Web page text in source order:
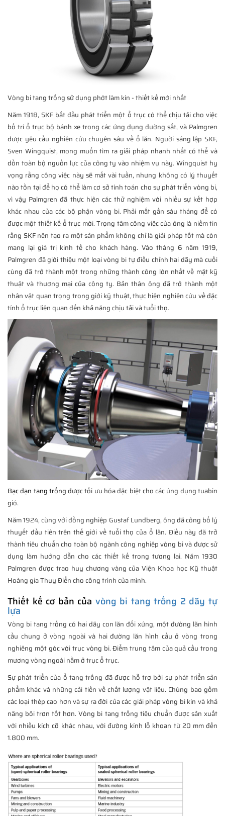
Vòng bi tang trống sử dụng phớt làm kín - thiết kế mới nhất
Năm 1918, SKF bắt đầu phát triển một ổ trục có thể chịu tải cho việc
bố trí ổ trục bộ bánh xe trong các ứng dụng đường sắt, và Palmgren
được yêu cầu nghiên cứu chuyên sâu về ổ lăn. Người sáng lập SKF,
Sven Wingquist, mong muốn tìm ra giải pháp nhanh nhất có thể và
dồn toàn bộ nguồn lực của công ty vào nhiệm vụ này. Wingquist hy
vọng rằng công việc này sẽ mất vài tuần, nhưng không có lý thuyết
nào tồn tại để họ có thể làm cơ sở tính toán cho sự phát triển vòng bi,
vì vậy Palmgren đã thực hiện các thử nghiệm với nhiều sự kết hợp
khác nhau của các bộ phận vòng bi. Phải mất gần sáu tháng để có
được một thiết kế ổ trục mới. Trọng tâm công việc của ông là niềm tin
rằng SKF nên tạo ra một sản phẩm không chỉ là giải pháp tốt mà còn
mang lại giá trị kinh tế cho khách hàng. Vào tháng 6 năm 1919,
Palmgren đã giới thiệu một loại vòng bi tự điều chỉnh hai dãy mà cuối
cùng đã trở thành một trong những thành công lớn nhất về mặt kỹ
thuật và thương mại của công ty. Bản thân ông đã trở thành một
nhân vật quan trọng trong giới kỹ thuật, thực hiện nghiên cứu về đặc
tính ổ trục liên quan đến khả năng chịu tải và tuổi thọ.
Bạc đạn tang trốngđược tối ưu hóa đặc biệt cho các ứng dụng tuabin
gió.
Năm 1924, cùng với đồng nghiệp Gustaf Lundberg, ông đã công bố lý
thuyết đầu tiên trên thế giới về tuổi thọ của ổ lăn. Điều này đã trở
thành tiêu chuẩn cho toàn bộ ngành công nghiệp vòng bi và được sử
dụng làm hướng dẫn cho các thiết kế trong tương lai. Năm 1930
Palmgren được trao huy chương vàng của Viện Khoa học Kỹ thuật
Hoàng gia Thụy Điển cho công trình của mình.
Thiết kế cơ bản của vòng bi tang trống 2 dãy tự
lựa
Vòng bi tang trống có hai dãy con lăn đối xứng, một đường lăn hình
cầu chung ở vòng ngoài và hai đường lăn hình cầu ở vòng trong
nghiêng một góc với trục vòng bi. Điểm trung tâm của quả cầu trong
mương vòng ngoài nằm ở trục ổ trục.
Sự phát triển của ổ tang trống đã được hỗ trợ bởi sự phát triển sản
phẩm khác và những cải tiến về chất lượng vật liệu. Chúng bao gồm
các loại thép cao hơn và sự ra đời của các giải pháp vòng bi kín và khả
năng bôi trơn tốt hơn. Vòng bi tang trống tiêu chuẩn được sản xuất
với nhiều kích cỡ khác nhau, với đường kính lỗ khoan từ 20 mm đến
1.800 mm.